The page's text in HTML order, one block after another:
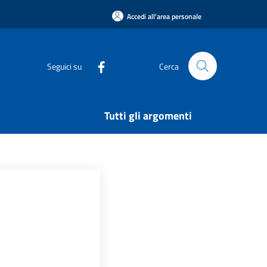
Accedi all'area personale
Seguici su Cerca
Tutti gli argomenti